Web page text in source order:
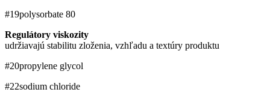
#19polysorbate 80
Regulátory viskozity
udržiavajú stabilitu zloženia, vzhľadu a textúry produktu
#20propylene glycol
#22sodium chloride